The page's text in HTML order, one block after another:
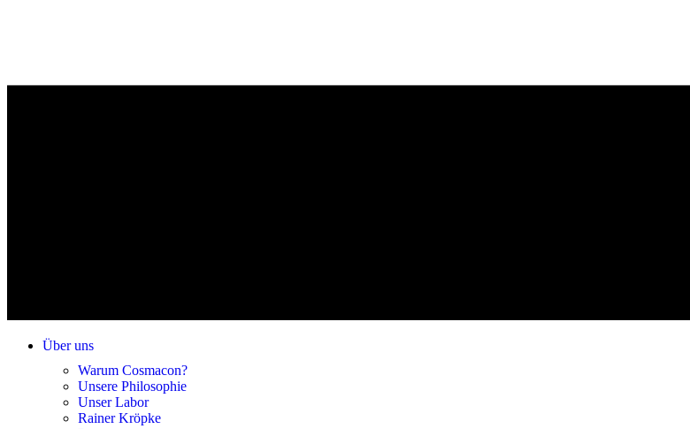
Über uns
Warum Cosmacon?
Unsere Philosophie
Unser Labor
Rainer Kröpke